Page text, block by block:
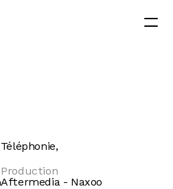
Production
Aftermedia - Naxoo